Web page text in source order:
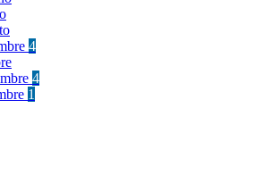
4
4
1